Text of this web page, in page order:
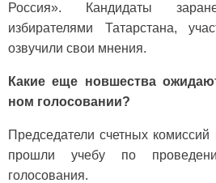
Россия». Кандидаты
избирателями Татарстана,
озвучили свои мнения.
Какие еще новшества
ном голосовании?
Председатели счетных
прошли учебу по
голосования.